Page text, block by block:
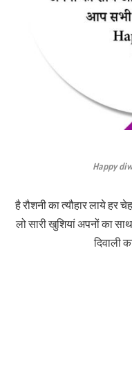
Happy
है रौशनी का त्यौहार लाये
लो सारी खुशियां अपनों का
दिवाली